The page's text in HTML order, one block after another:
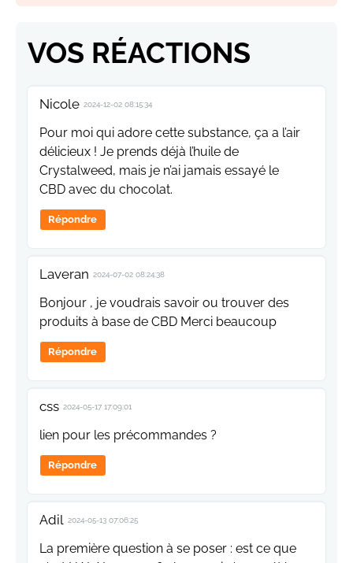
VOS RÉACTIONS
Nicole 2024-12-02 08:15:34
Pour moi qui adore cette substance, ça a l’air
délicieux ! Je prends déjà l’huile de
Crystalweed, mais je n’ai jamais essayé le
CBD avec du chocolat.
Répondre
Laveran 2024-07-02 08:24:38
Bonjour , je voudrais savoir ou trouver des
produits à base de CBD Merci beaucoup
Répondre
css 2024-05-17 17:09:01
lien pour les précommandes ?
Répondre
Adil 2024-05-13 07:06:25
La première question à se poser : est ce que